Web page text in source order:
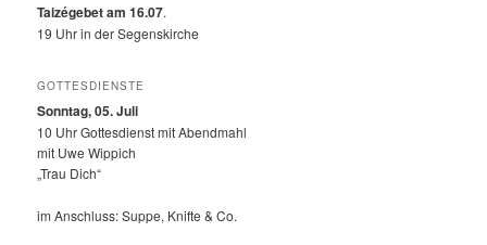
Taizégebet am 16.07.
19 Uhr in der Segenskirche
GOTTESDIENSTE
Sonntag, 05. Juli
10 Uhr Gottesdienst mit Abendmahl
mit Uwe Wippich
„Trau Dich“
im Anschluss: Suppe, Knifte & Co.